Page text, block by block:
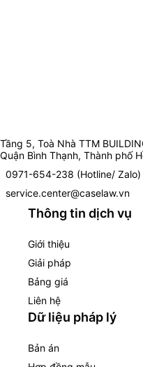
Tầng 5, Toà Nhà TTM
Quận Bình Thạnh, Thành phố
0971-654-238 (Hotline/ Zalo)
service.center@caselaw.vn
Thông tin dịch vụ
Giới thiệu
Giải pháp
Bảng giá
Liên hệ
Dữ liệu pháp lý
Bản án